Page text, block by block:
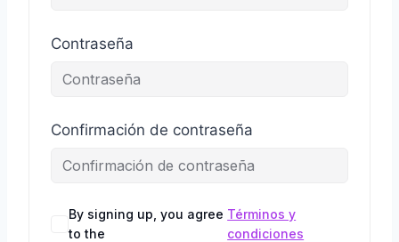
Contraseña
Confirmación de contraseña
By signing up, you agree
to the
Términos y
condiciones